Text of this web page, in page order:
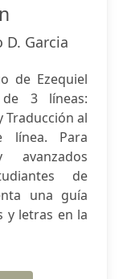
D. Garcia
de Ezequiel
3 líneas:
Traducción al
línea. Para
avanzados
de
una guía
y letras en la